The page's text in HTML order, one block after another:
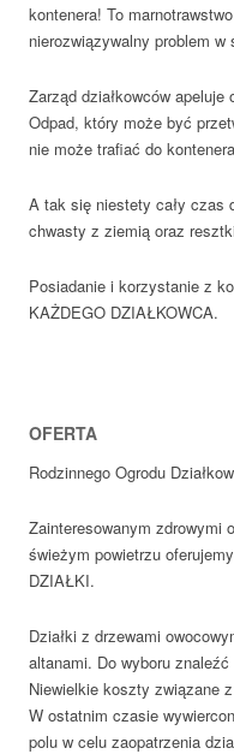
kontenera! To
nierozwiązywalny problem w
Zarząd działkowców
Odpad, który może być
nie może trafiać do
A tak się niestety cały czas
chwasty z ziemią oraz
Posiadanie i korzystanie z
KAŻDEGO DZIAŁKOWCA.
OFERTA
Rodzinnego Ogrodu
Zainteresowanym zdrowymi
świeżym powietrzu
DZIAŁKI.
Działki z drzewami
altanami. Do wyboru
Niewielkie koszty związane
W ostatnim czasie
polu w celu zaopatrzenia